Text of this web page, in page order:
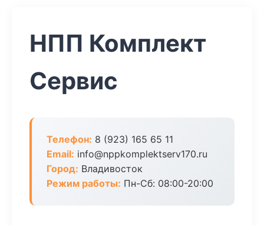
НПП Комплект
Сервис
Телефон: 8 (923) 165 65 11
Email: info@nppkomplektserv170.ru
Город: Владивосток
Режим работы: Пн-Сб: 08:00-20:00